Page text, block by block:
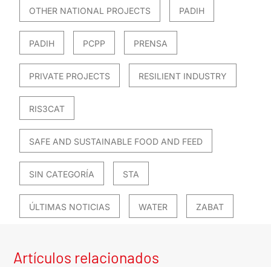
OTHER NATIONAL PROJECTS PADIH
PADIH PCPP PRENSA
PRIVATE PROJECTS RESILIENT INDUSTRY
RIS3CAT
SAFE AND SUSTAINABLE FOOD AND FEED
SIN CATEGORÍA STA
ÚLTIMAS NOTICIAS WATER ZABAT
Artículos relacionados